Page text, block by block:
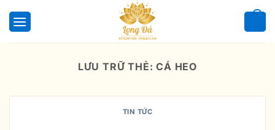
qua
LƯU TRỮ THẺ:CÁ HEO
TIN TỨC